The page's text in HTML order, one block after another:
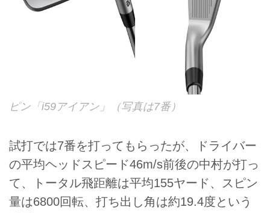
ピン「i59アイアン」（写真は7番）
試打では7番を打ってもらったが、ドライバー
の平均ヘッドスピード46m/s前後の中村が打っ
て、トータル飛距離は平均155ヤード、スピン
量は6800回転、打ち出し角は約19.4度という